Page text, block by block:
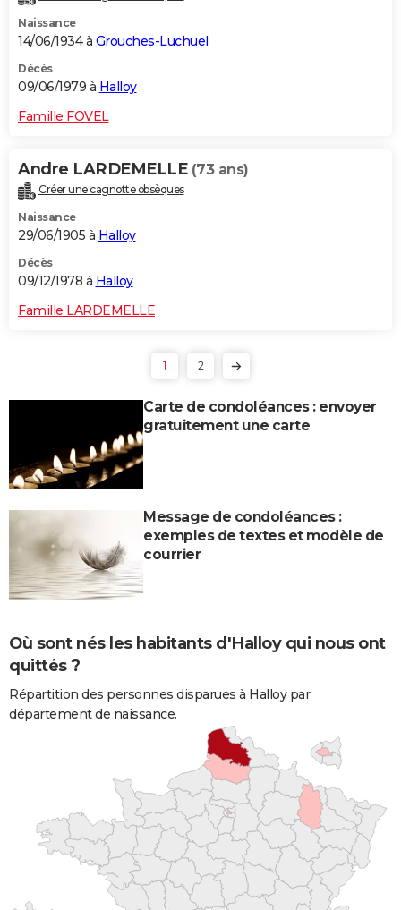
Naissance
14/06/1934 à Grouches-Luchuel
Décès
09/06/1979 à Halloy
Famille FOVEL
Andre LARDEMELLE (73 ans)
Créer une cagnotte obsèques
Naissance
29/06/1905 à Halloy
Décès
09/12/1978 à Halloy
Famille LARDEMELLE
1 2
Carte de condoléances : envoyer
gratuitement une carte
Message de condoléances :
exemples de textes et modèle de
courrier
Où sont nés les habitants d'Halloy qui nous ont
quittés ?
Répartition des personnes disparues à Halloy par
département de naissance.